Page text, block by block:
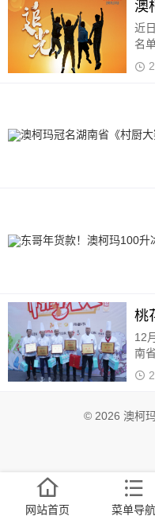
近
名
伴
光
1
《
12
南
乡
游
© 2026 澳柯
网站首页 菜单导航